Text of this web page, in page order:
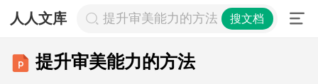
人人文库 提升审美能力的方法 搜文档
提升审美能力的方法